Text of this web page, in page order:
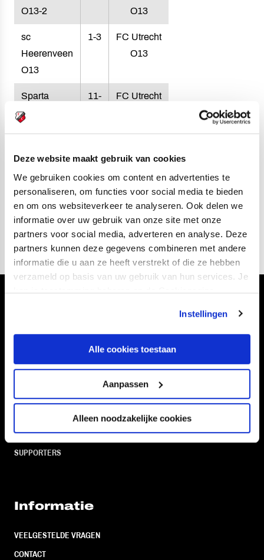
Deze website maakt gebruik van cookies
We gebruiken cookies om content en advertenties te
personaliseren, om functies voor social media te bieden
en om ons websiteverkeer te analyseren. Ook delen we
informatie over uw gebruik van onze site met onze
partners voor social media, adverteren en analyse. Deze
partners kunnen deze gegevens combineren met andere
informatie die u aan ze heeft verstrekt of die ze hebben
verzameld op basis van uw gebruik van hun services. Je
kan je toestemming beheren op de Cookiepagina.
Instellingen
Alle cookies toestaan
Aanpassen
Alleen noodzakelijke cookies
O13-2
O13
sc
Heerenveen
O13
1-3
FC Utrecht
O13
Sparta
Rotterdam
11-
FC Utrecht
Alphense
2-3
FC Utrecht
KAA Gent
4-1
FC Utrecht
Navigeer naar
CLUB
STADION
SUPPORTERS
FOUNDATION
KAARTVERKOOP
BUSINESS
Informatie
VEELGESTELDE VRAGEN
CONTACT